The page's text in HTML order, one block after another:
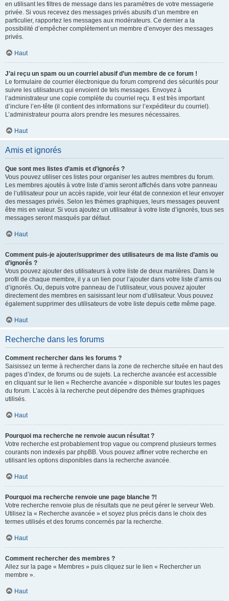
en utilisant les filtres de message dans les paramètres de votre messagerie
privée. Si vous recevez des messages privés abusifs d’un membre en
particulier, rapportez les messages aux modérateurs. Ce dernier a la
possibilité d’empêcher complètement un membre d’envoyer des messages
privés.
Haut
J’ai reçu un spam ou un courriel abusif d’un membre de ce forum !
Le formulaire de courrier électronique du forum comprend des sécurités pour
suivre les utilisateurs qui envoient de tels messages. Envoyez à
l’administrateur une copie complète du courriel reçu. Il est très important
d’inclure l’en-tête (il contient des informations sur l’expéditeur du courriel).
L’administrateur pourra alors prendre les mesures nécessaires.
Haut
Amis et ignorés
Que sont mes listes d’amis et d’ignorés ?
Vous pouvez utiliser ces listes pour organiser les autres membres du forum.
Les membres ajoutés à votre liste d’amis seront affichés dans votre panneau
de l’utilisateur pour un accès rapide, voir leur état de connexion et leur envoyer
des messages privés. Selon les thèmes graphiques, leurs messages peuvent
être mis en valeur. Si vous ajoutez un utilisateur à votre liste d’ignorés, tous ses
messages seront masqués par défaut.
Haut
Comment puis-je ajouter/supprimer des utilisateurs de ma liste d’amis ou
d’ignorés ?
Vous pouvez ajouter des utilisateurs à votre liste de deux manières. Dans le
profil de chaque membre, il y a un lien pour l’ajouter dans votre liste d’amis ou
d’ignorés. Ou, depuis votre panneau de l’utilisateur, vous pouvez ajouter
directement des membres en saisissant leur nom d’utilisateur. Vous pouvez
également supprimer des utilisateurs de votre liste depuis cette même page.
Haut
Recherche dans les forums
Comment rechercher dans les forums ?
Saisissez un terme à rechercher dans la zone de recherche située en haut des
pages d’index, de forums ou de sujets. La recherche avancée est accessible
en cliquant sur le lien « Recherche avancée » disponible sur toutes les pages
du forum. L’accès à la recherche peut dépendre des thèmes graphiques
utilisés.
Haut
Pourquoi ma recherche ne renvoie aucun résultat ?
Votre recherche est probablement trop vague ou comprend plusieurs termes
courants non indexés par phpBB. Vous pouvez affiner votre recherche en
utilisant les options disponibles dans la recherche avancée.
Haut
Pourquoi ma recherche renvoie une page blanche ?!
Votre recherche renvoie plus de résultats que ne peut gérer le serveur Web.
Utilisez la « Recherche avancée » et soyez plus précis dans le choix des
termes utilisés et des forums concernés par la recherche.
Haut
Comment rechercher des membres ?
Allez sur la page « Membres » puis cliquez sur le lien « Rechercher un
membre ».
Haut